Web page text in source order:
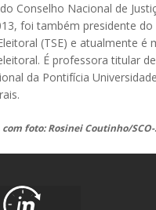
Conselho Nacional de
foi também presidente do
(TSE) e atualmente é
É professora titular
da Pontifícia
com foto: Rosinei Coutinho/SCO-